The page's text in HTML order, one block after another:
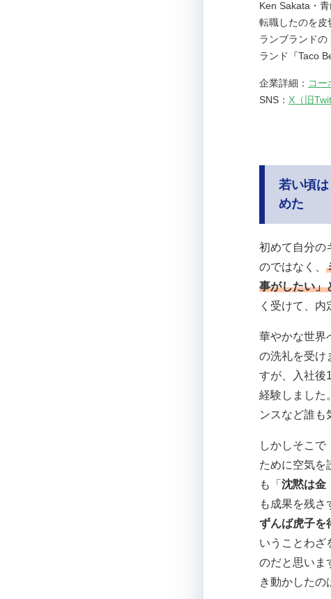
Ken Sakata・
転職したのを皮
ランブランド
ランド『Taco
企業詳細 ： コー
SNS： X（旧
若い頃
めた
初めて自分の
のではなく、
事がしたい」
く受けて、内
華やかな世界
の洗礼を受け
すが、入社後
経験しました
ンスなど誰も
しかしそこで
ために空気を
も「 沈黙は金
も成果を残さ
ずんば虎子を
いうことわざ
のだと思いま
き動かしたの